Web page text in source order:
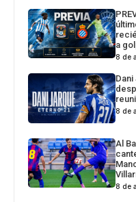
a
8 de
8 de
Al
8 de